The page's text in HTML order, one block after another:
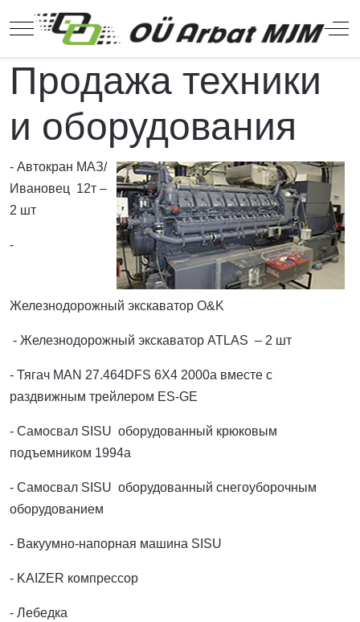
Mobile Menu Toggle Off-
Продажа техники
и оборудования
- Автокран МАЗ/
Ивановец 12т –
2 шт
-
Железнодорожный экскаватор O&K
- Железнодорожный экскаватор ATLAS – 2 шт
- Тягач MAN 27.464DFS 6X4 2000a вместе с
раздвижным трейлером ES-GE
- Самосвал SISU оборудованный крюковым
подъемником 1994a
- Самосвал SISU оборудованный снегоуборочным
оборудованием
- Вакуумно-напорная машина SISU
- KAIZER компрессор
- Лебедка